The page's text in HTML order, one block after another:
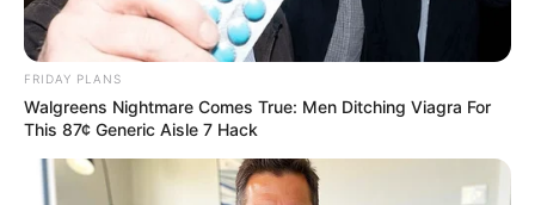
FRIDAY PLANS
Walgreens Nightmare Comes True: Men Ditching Viagra For
This 87¢ Generic Aisle 7 Hack